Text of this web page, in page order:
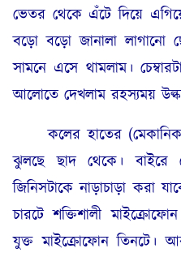
ভেতর থেকে এঁটে দিয়ে
বড়ো বড়ো জানালা লাগানো
সামনে এসে থামলাম।
আলোতে দেখলাম রহস্যময়
কলের হাতের
ঝুলছে ছাদ থেকে।
জিনিসটাকে নাড়াচাড়া করা
চারটে শক্তিশালী
যুক্ত মাইক্রোফোন তিনটে।